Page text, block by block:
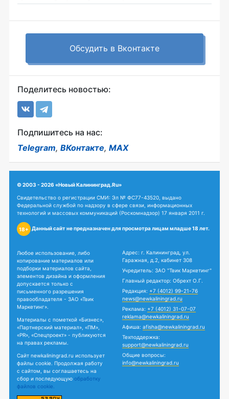
Обсудить в Вконтакте
Поделитесь новостью:
Подпишитесь на нас:
Telegram, ВКонтакте, MAX
© 2003 - 2026 «Новый Калининград.Ru»
Свидетельство о регистрации СМИ: Эл № ФС77-43520, выдано
Федеральной службой по надзору в сфере связи, информационных
технологий и массовых коммуникаций (Роскомнадзор) 17 января 2011 г.
18+ Данный сайт не предназначен для просмотра лицам младше 18 лет.
Любое использование, либо
копирование материалов или
подборки материалов сайта,
элементов дизайна и оформления
допускается только с
письменного разрешения
правообладателя - ЗАО «Твик
Маркетинг».
Материалы с пометкой «Бизнес»,
«Партнерский материал», «ПМ»,
«PR», «Спецпроект» - публикуются
на правах рекламы.
Сайт newkaliningrad.ru использует
файлы cookie. Продолжая работу
с сайтом, вы соглашаетесь на
сбор и последующую обработку
файлов cookie.
Адрес: г. Калининград, ул.
Гаражная, д.2, кабинет 308
Учредитель: ЗАО "Твик Маркетинг"
Главный редактор: Обрехт О.Г.
Редакция: +7 (4012) 99-21-76
news@newkaliningrad.ru
Реклама: +7 (4012) 31-07-07
reklama@newkaliningrad.ru
Афиша: afisha@newkaliningrad.ru
Техподдержка:
support@newkaliningrad.ru
Общие вопросы:
info@newkaliningrad.ru